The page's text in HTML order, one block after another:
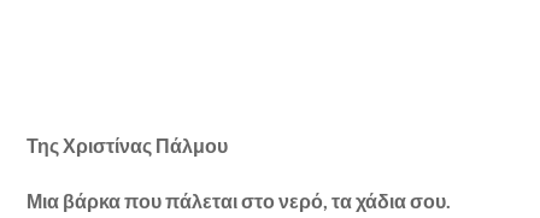
Της Χριστίνας Πάλμου
Μια βάρκα που πάλεται στο νερό, τα χάδια σου.